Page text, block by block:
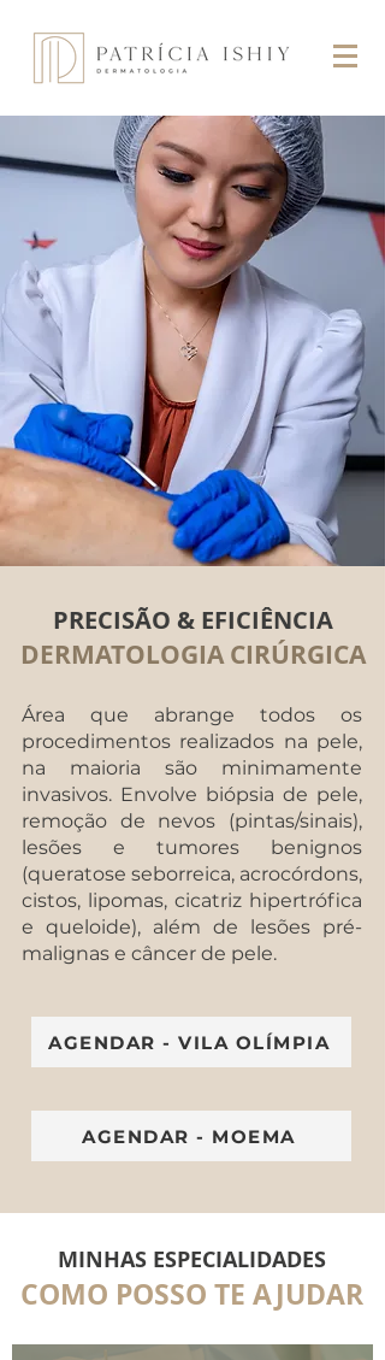
PRECISÃO & EFICIÊNCIA
DERMATOLOGIA CIRÚRGICA
Área que abrange todos os
procedimentos realizados na pele,
na maioria são minimamente
invasivos. Envolve biópsia de pele,
remoção de nevos (pintas/sinais),
lesões e tumores benignos
(queratose seborreica, acrocórdons,
cistos, lipomas, cicatriz hipertrófica
e queloide), além de lesões pré-
malignas e câncer de pele.
AGENDAR - VILA OLÍMPIA
AGENDAR - MOEMA
MINHAS ESPECIALIDADES
COMO POSSO TE AJUDAR